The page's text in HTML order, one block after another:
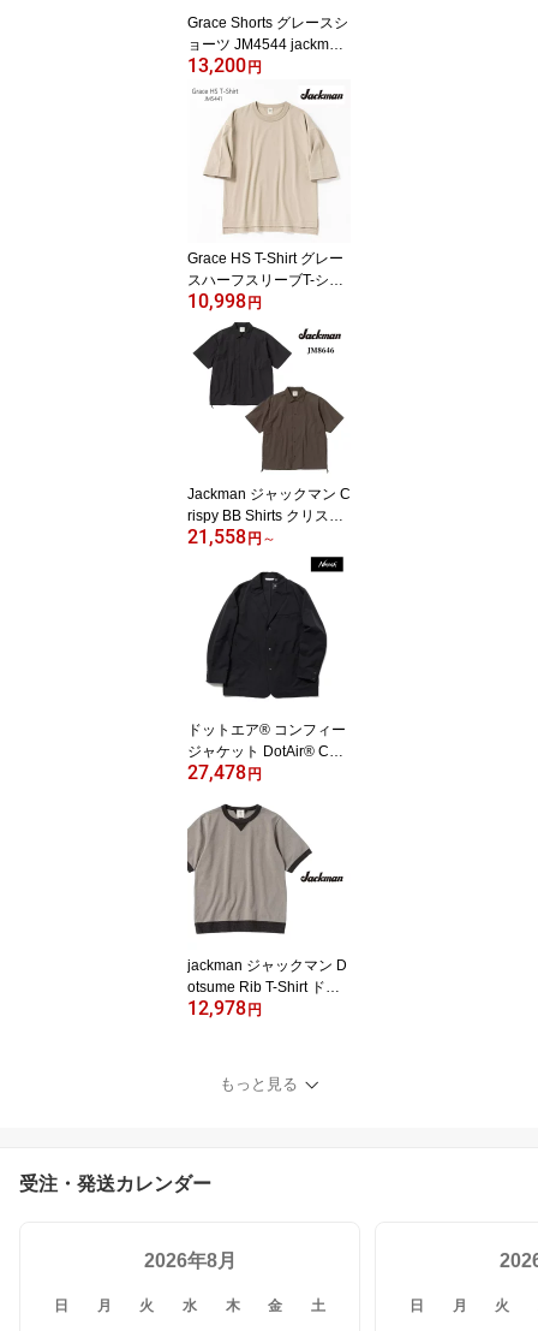
Grace Shorts グレースシ
ョーツ JM4544 jackman
ジャックマン Made in Ja
pan ショートパンツ 43
9：Moss Gray モスグレ
13,200 円
Grace HS T-Shirt グレー
スハーフスリーブT-シャ
ツ JM5441 綿100％ MA
DE IN JAPAN ジャックマ
ン 340:Oyster Gray
10,998 円
Jackman ジャックマン C
rispy BB Shirts クリスピ
ー ベースボールシャツ J
M8646 メンズ 半袖シャ
ツ ナイロンシャツ オー
バーサイズ ゆったり 日
本製 Black (ブラック） S
mokewood (スモークウ
ッド）
21,558 円 ～
ドットエア® コンフィー
ジャケット DotAir® CO
MFY JACKET nanga ナ
ット P.Black NW2411-1
E200
27,478 円
jackman ジャックマン D
otsume Rib T-Shirt ドツ
メリブTEE JM5110 Mos
12,978 円
もっと見る
受注・発送カレンダー
2026年8月
日 月 火 水 木 金 土 日 月 火